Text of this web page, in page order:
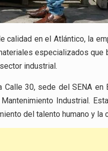
calidad en el Atlántico, la
especializados que
industrial.
30, sede del SENA en
Industrial.
del talento humano y la